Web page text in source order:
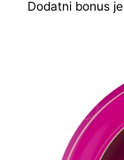
Dodatni bonus